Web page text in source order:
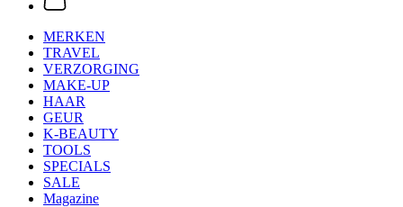
MERKEN
TRAVEL
VERZORGING
MAKE-UP
HAAR
GEUR
K-BEAUTY
TOOLS
SPECIALS
SALE
Magazine